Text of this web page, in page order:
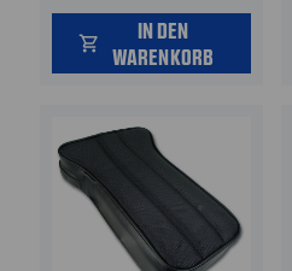
shopping_cart
IN DEN
WARENKORB